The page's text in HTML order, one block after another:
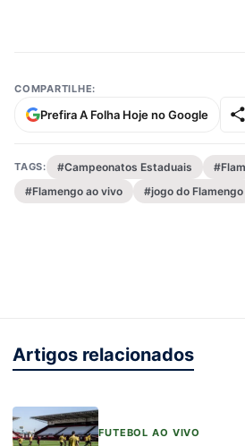
COMPARTILHE:
Prefira A Folha Hoje no Google
TAGS: #Campeonatos Estaduais
#Flamengo ao vivo
#jogo do Flamengo
Artigos relacionados
FUTEBOL AO VIVO